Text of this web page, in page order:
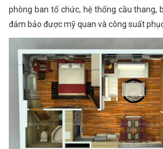
phòng ban tổ chức, hệ thống cầu thang,
đảm bảo được mỹ quan và công suất